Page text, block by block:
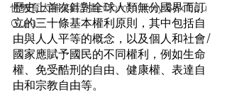
性教育大神落區計劃 Community Sex Edu
Guru
歷史上首次針對全球人類無分國界而訂
立的三十條基本權利原則，其中包括自
由與人人平等的概念，以及個人和社會/
國家應賦予國民的不同權利，例如生命
權、免受酷刑的自由、健康權、表達自
由和宗教自由等。